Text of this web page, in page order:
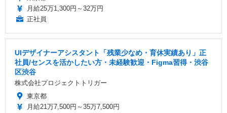
月給25万1,300円～32万円
正社員
UIデザイナーアシスタント「残業少なめ・育休実績あり」正
社員/センスを活かしたい方・未経験歓迎・Figma習得・渋谷
区渋谷
株式会社プロジェクトトリガー
東京都
月給21万7,500円～35万7,500円